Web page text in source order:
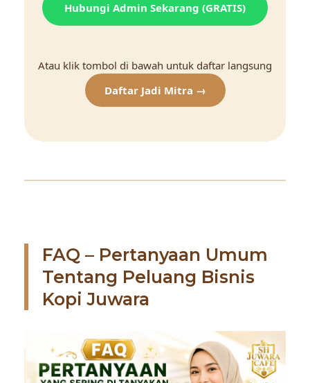
Hubungi Admin Sekarang (GRATIS)
Atau klik tombol di bawah untuk daftar langsung
Daftar Jadi Mitra →
FAQ – Pertanyaan Umum
Tentang Peluang Bisnis
Kopi Juwara